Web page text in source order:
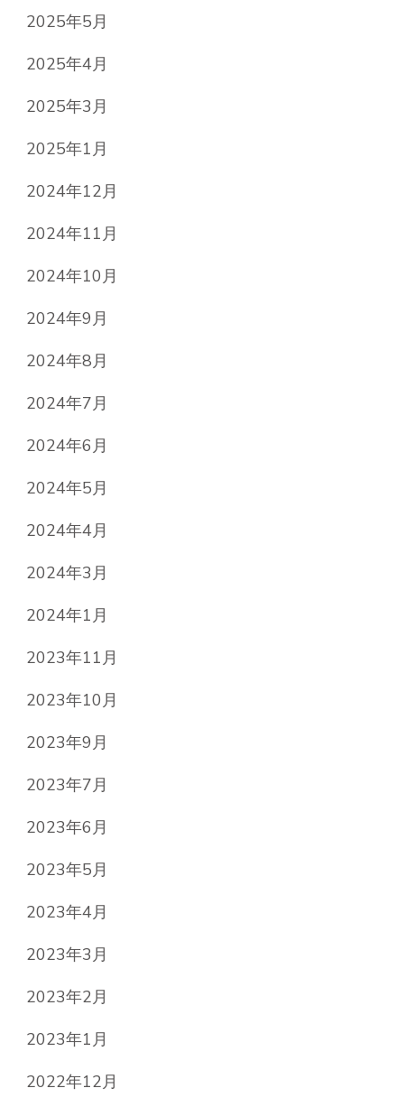
2025年5月
2025年4月
2025年3月
2025年1月
2024年12月
2024年11月
2024年10月
2024年9月
2024年8月
2024年7月
2024年6月
2024年5月
2024年4月
2024年3月
2024年1月
2023年11月
2023年10月
2023年9月
2023年7月
2023年6月
2023年5月
2023年4月
2023年3月
2023年2月
2023年1月
2022年12月